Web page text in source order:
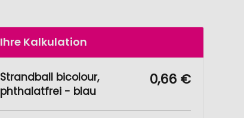
Ihre Kalkulation
Strandball bicolour,
phthalatfrei - blau
0,66 €